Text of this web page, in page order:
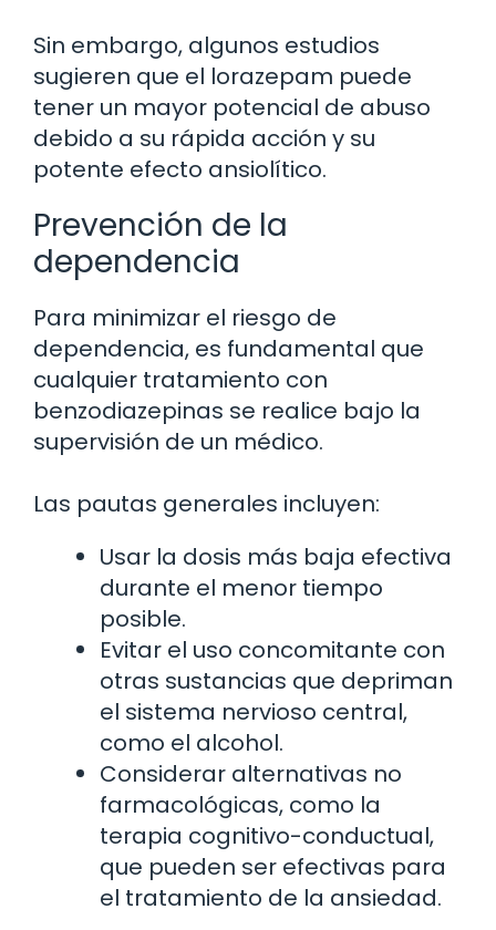
Sin embargo, algunos estudios
sugieren que el lorazepam puede
tener un mayor potencial de abuso
debido a su rápida acción y su
potente efecto ansiolítico.
Prevención de la
dependencia
Para minimizar el riesgo de
dependencia, es fundamental que
cualquier tratamiento con
benzodiazepinas se realice bajo la
supervisión de un médico.
Las pautas generales incluyen:
Usar la dosis más baja efectiva
durante el menor tiempo
posible.
Evitar el uso concomitante con
otras sustancias que depriman
el sistema nervioso central,
como el alcohol.
Considerar alternativas no
farmacológicas, como la
terapia cognitivo-conductual,
que pueden ser efectivas para
el tratamiento de la ansiedad.